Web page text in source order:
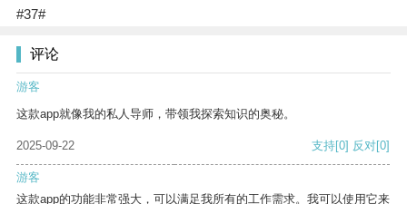
#37#
评论
游客
这款app就像我的私人导师，带领我探索知识的奥秘。
2025-09-22 支持[0] 反对[0]
游客
这款app的功能非常强大，可以满足我所有的工作需求。我可以使用它来